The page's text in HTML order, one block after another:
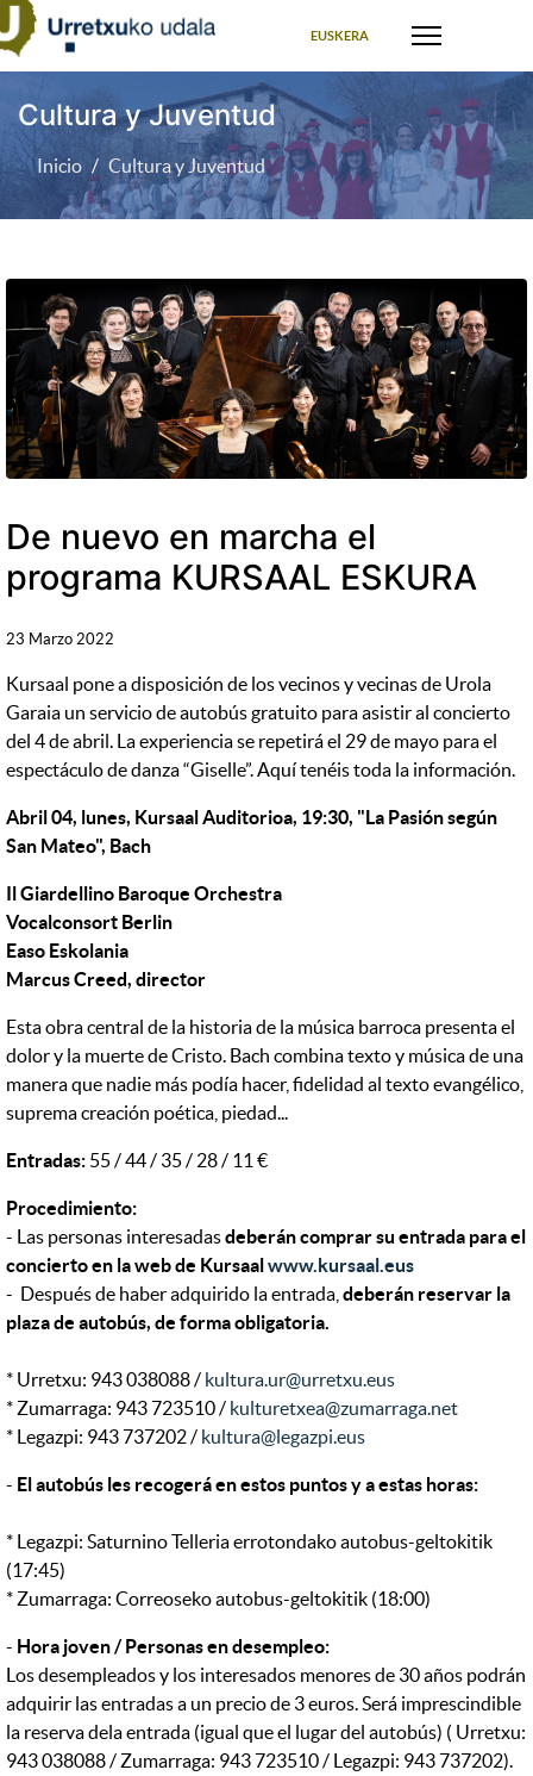
EUSKERA
Cultura y Juventud
Inicio Cultura y Juventud
De nuevo en marcha el
programa KURSAAL ESKURA
23 Marzo 2022
Kursaal pone a disposición de los vecinos y vecinas de Urola
Garaia un servicio de autobús gratuito para asistir al concierto
del 4 de abril. La experiencia se repetirá el 29 de mayo para el
espectáculo de danza “Giselle”. Aquí tenéis toda la información.
Abril 04, lunes, Kursaal Auditorioa, 19:30, "La Pasión según
San Mateo", Bach
Il Giardellino Baroque Orchestra
Vocalconsort Berlin
Easo Eskolania
Marcus Creed, director
Esta obra central de la historia de la música barroca presenta el
dolor y la muerte de Cristo. Bach combina texto y música de una
manera que nadie más podía hacer, fidelidad al texto evangélico,
suprema creación poética, piedad...
Entradas: 55 / 44 / 35 / 28 / 11 €
Procedimiento:
- Las personas interesadasdeberán comprar su entrada para el
concierto en la web de Kursaalwww.kursaal.eus
- Después de haber adquirido la entrada,deberán reservar la
plaza de autobús, de forma obligatoria.
* Urretxu: 943 038088 / kultura.ur@urretxu.eus
* Zumarraga: 943 723510 / kulturetxea@zumarraga.net
* Legazpi: 943 737202 / kultura@legazpi.eus
- El autobús les recogerá en estos puntos y a estas horas:
* Legazpi: Saturnino Telleria errotondako autobus-geltokitik
(17:45)
* Zumarraga: Correoseko autobus-geltokitik (18:00)
- Hora joven / Personas en desempleo:
Los desempleados y los interesados menores de 30 años podrán
adquirir las entradas a un precio de 3 euros. Será imprescindible
la reserva dela entrada (igual que el lugar del autobús) ( Urretxu:
943 038088 / Zumarraga: 943 723510 / Legazpi: 943 737202).